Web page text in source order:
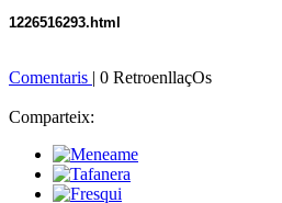
1226516293.html
Comentaris | 0 RetroenllaçOs
Comparteix: